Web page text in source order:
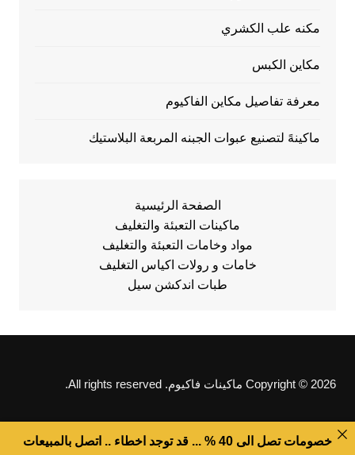
مكنه علب الكشري
مكاين الكبس
معرفة تفاصيل مكاين الفاكيوم
ماكينهً لتصنيع عبوات الجبنه المربعة البلاستيك
الصفحة الرئيسية
ماكينات التعبئة والتغليف
مواد وخامات التعبئة والتغليف
خامات و رولات اكياس التغليف
طبات اندكشن سيل
Copyright © 2026 ماكينات فاكيوم. All rights reserved.
خصومات تصل الى 40 % ... قد توجد اخطاء .. اتصل بالمبيعات